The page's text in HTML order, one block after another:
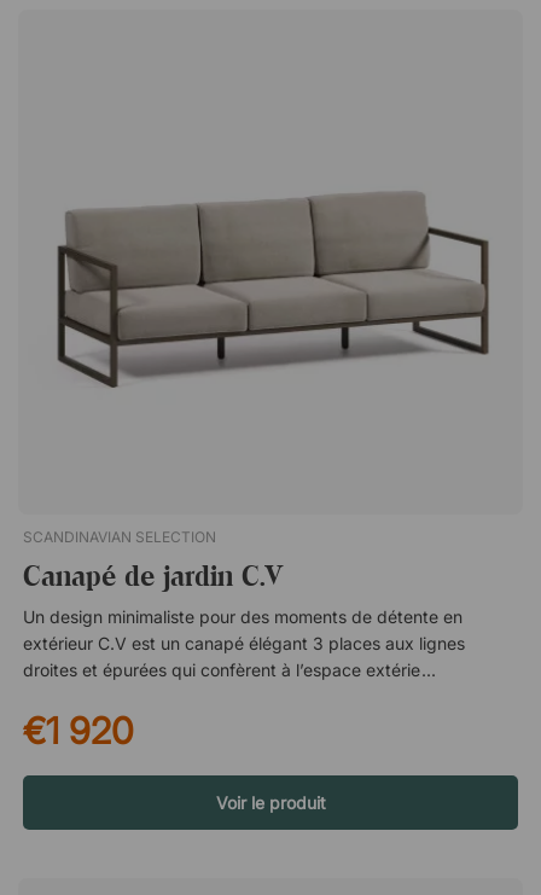
plus de praticité, le revêtement est amovible, ce qui facilite le
nettoyage et prolonge la durée de vie des coussins. Un choix
pratique pour ceux qui souhaitent combiner style, confort et
fonctionnalité dans leur espace extérieur. T.N est un salon de
jardin élégant et spacieux avec un canapé 2 places et deux
fauteuils pouvant accueillir quatre personnes au total. Grâce à
son piètement léger en bois, le salon est facile à déplacer en
cas de besoin. Pieds en bois massif. Dossiers en corde tissée à
SCANDINAVIAN SELECTION
Canapé de jardin C.V
Un design minimaliste pour des moments de détente en
extérieur C.V est un canapé élégant 3 places aux lignes
droites et épurées qui confèrent à l’espace extérieur une
conçus pour offrir un grand confort et permettent de s’y
installer facilement et de profiter de longs moments au soleil –
ou d’une soirée paisible sur la terrasse. Un point de
rassemblement naturel sur la terrasse Avec le canapé C.V,
vous créez un espace accueillant pour partager des moments
€1 920
Voir le produit